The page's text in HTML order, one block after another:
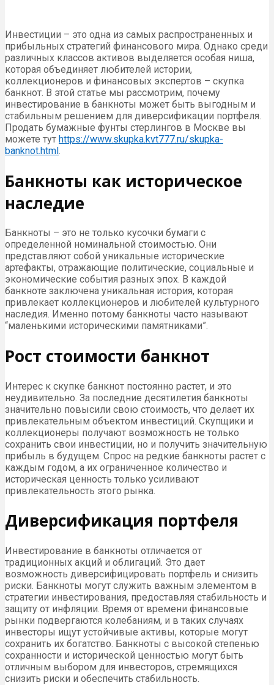
Инвестиции – это одна из самых распространенных и
прибыльных стратегий финансового мира. Однако среди
различных классов активов выделяется особая ниша,
которая объединяет любителей истории,
коллекционеров и финансовых экспертов – скупка
банкнот. В этой статье мы рассмотрим, почему
инвестирование в банкноты может быть выгодным и
стабильным решением для диверсификации портфеля.
Продать бумажные фунты стерлингов в Москве вы
можете тут https://www.skupka.kvt777.ru/skupka-
banknot.html .
Банкноты как историческое
наследие
Банкноты – это не только кусочки бумаги с
определенной номинальной стоимостью. Они
представляют собой уникальные исторические
артефакты, отражающие политические, социальные и
экономические события разных эпох. В каждой
банкноте заключена уникальная история, которая
привлекает коллекционеров и любителей культурного
наследия. Именно потому банкноты часто называют
“маленькими историческими памятниками”.
Рост стоимости банкнот
Интерес к скупке банкнот постоянно растет, и это
неудивительно. За последние десятилетия банкноты
значительно повысили свою стоимость, что делает их
привлекательным объектом инвестиций. Скупщики и
коллекционеры получают возможность не только
сохранить свои инвестиции, но и получить значительную
прибыль в будущем. Спрос на редкие банкноты растет с
каждым годом, а их ограниченное количество и
историческая ценность только усиливают
привлекательность этого рынка.
Диверсификация портфеля
Инвестирование в банкноты отличается от
традиционных акций и облигаций. Это дает
возможность диверсифицировать портфель и снизить
риски. Банкноты могут служить важным элементом в
стратегии инвестирования, предоставляя стабильность и
защиту от инфляции. Время от времени финансовые
рынки подвергаются колебаниям, и в таких случаях
инвесторы ищут устойчивые активы, которые могут
сохранить их богатство. Банкноты с высокой степенью
сохранности и исторической ценностью могут быть
отличным выбором для инвесторов, стремящихся
снизить риски и обеспечить стабильность.